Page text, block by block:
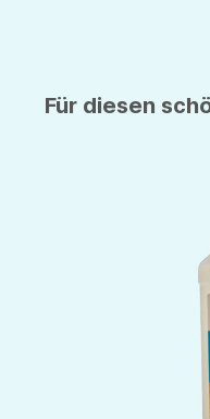
Für diesen